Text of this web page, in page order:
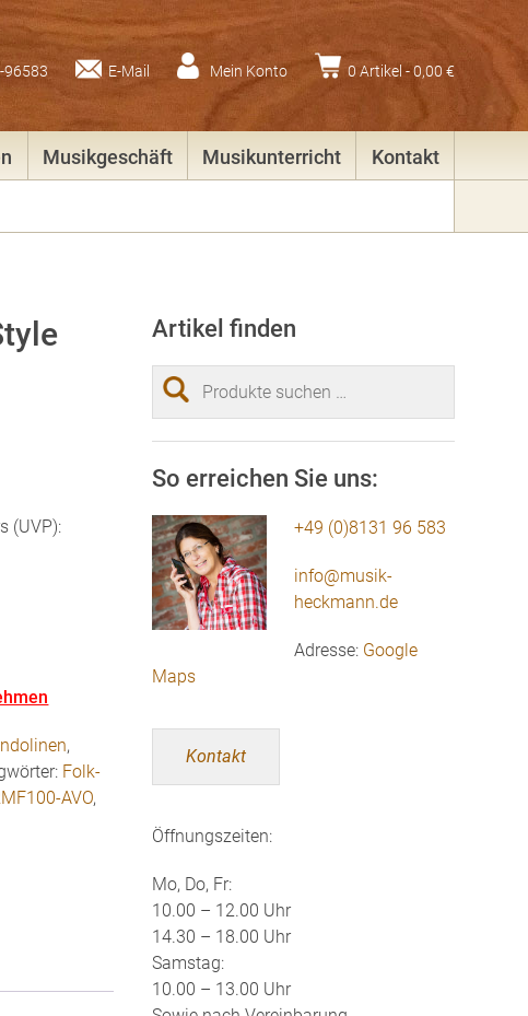
96583 E-Mail Mein Konto 0 Artikel -0,00 €
Musikgeschäft Musikunterricht Kontakt
(UVP):
,
Folk-
AVO,
Artikel finden
Suchen
nach:
So erreichen Sie uns:
+49 (0)8131 96 583
info@musik-
heckmann.de
Adresse: Google
Maps
Kontakt
Öffnungszeiten:
Mo, Do, Fr:
10.00 – 12.00 Uhr
14.30 – 18.00 Uhr
Samstag:
10.00 – 13.00 Uhr